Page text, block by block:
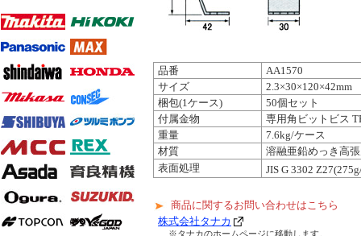
品番
AA1570
サイズ
2.3×30×120×42mm
梱包(1ケース)
50個セット
付属金物
専用角ビットビス
重量
7.6kg/ケース
材質
溶融亜鉛めっき高
表面処理
JIS G 3302
商品に関するお問い合わせはこちら
株式会社タナカ
※タナカのホームページに移動します。